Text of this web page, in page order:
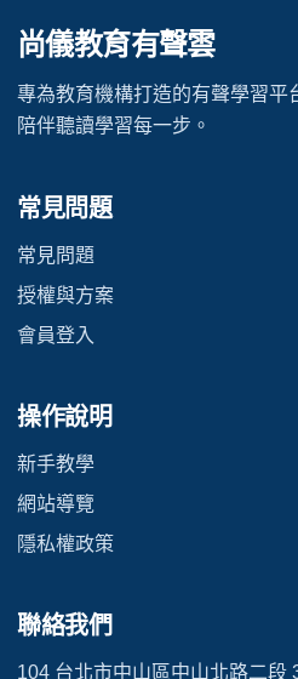
尚儀教育有聲雲
專為教育機構打造的有聲學習平
陪伴聽讀學習每一步。
常見問題
常見問題
授權與方案
會員登入
操作說明
新手教學
網站導覽
隱私權政策
聯絡我們
104 台北市中山區中山北路二段